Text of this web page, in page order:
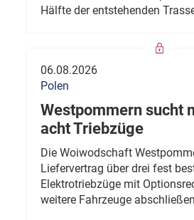
Hälfte der entstehenden
06.08.2026
Polen
Westpommern sucht
acht Triebzüge
Die Woiwodschaft
Liefervertrag über drei fest
Elektrotriebzüge mit
weitere Fahrzeuge